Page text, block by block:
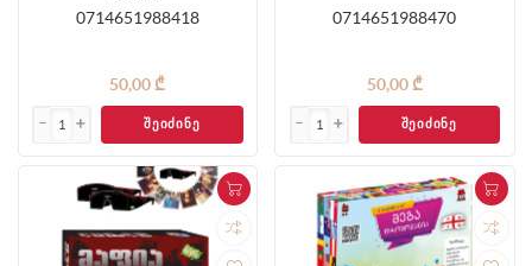
0714651988418
50,00 ₾
ᲨᲔᲘᲫᲘᲜᲔ
0714651988470
50,00 ₾
ᲨᲔᲘᲫᲘᲜᲔ